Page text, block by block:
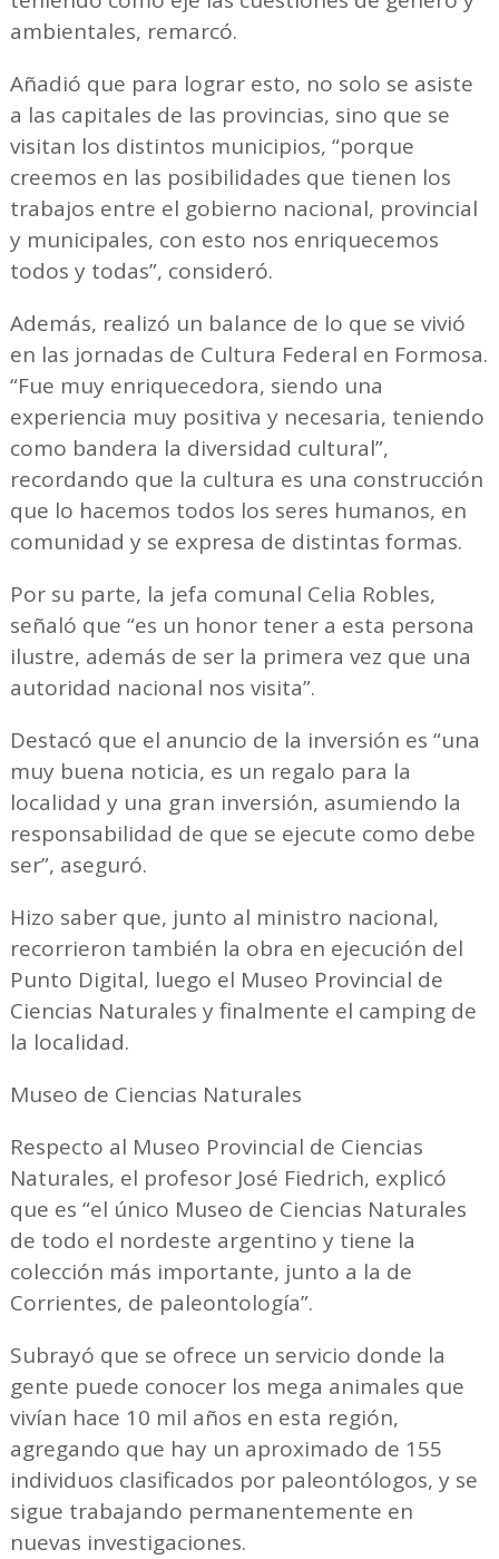
ambientales, remarcó.
Añadió que para lograr esto, no solo se asiste
a las capitales de las provincias, sino que se
visitan los distintos municipios, “porque
creemos en las posibilidades que tienen los
trabajos entre el gobierno nacional, provincial
y municipales, con esto nos enriquecemos
todos y todas”, consideró.
Además, realizó un balance de lo que se vivió
en las jornadas de Cultura Federal en Formosa.
“Fue muy enriquecedora, siendo una
experiencia muy positiva y necesaria, teniendo
como bandera la diversidad cultural”,
recordando que la cultura es una construcción
que lo hacemos todos los seres humanos, en
comunidad y se expresa de distintas formas.
Por su parte, la jefa comunal Celia Robles,
señaló que “es un honor tener a esta persona
ilustre, además de ser la primera vez que una
autoridad nacional nos visita”.
Destacó que el anuncio de la inversión es “una
muy buena noticia, es un regalo para la
localidad y una gran inversión, asumiendo la
responsabilidad de que se ejecute como debe
ser”, aseguró.
Hizo saber que, junto al ministro nacional,
recorrieron también la obra en ejecución del
Punto Digital, luego el Museo Provincial de
Ciencias Naturales y finalmente el camping de
la localidad.
Museo de Ciencias Naturales
Respecto al Museo Provincial de Ciencias
Naturales, el profesor José Fiedrich, explicó
que es “el único Museo de Ciencias Naturales
de todo el nordeste argentino y tiene la
colección más importante, junto a la de
Corrientes, de paleontología”.
Subrayó que se ofrece un servicio donde la
gente puede conocer los mega animales que
vivían hace 10 mil años en esta región,
agregando que hay un aproximado de 155
individuos clasificados por paleontólogos, y se
sigue trabajando permanentemente en
nuevas investigaciones.